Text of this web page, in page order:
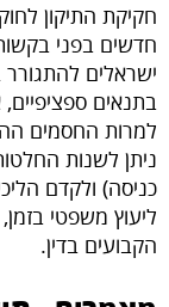
חדשים בפני
ישראלים להתגורר
בתנאים
למרות החסמים
ניתן לשנות
כניסה) ולקדם
ליעוץ משפטי
הקבועים בדין.